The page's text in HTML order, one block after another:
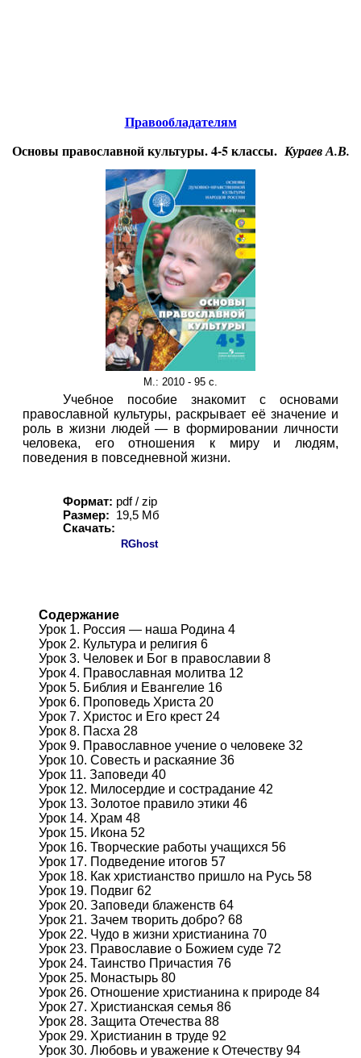
Правообладателям
Основы православной культуры. 4-5 классы. Кураев А.В.
М.: 2010 - 95 с.
Учебное пособие знакомит с основами
православной культуры, раскрывает её значение и
роль в жизни людей — в формировании личности
человека, его отношения к миру и людям,
поведения в повседневной жизни.
Формат: pdf / zip
Размер:
19,5 Мб
Скачать:
RGhost
Содержание
Урок 1. Россия — наша Родина 4
Урок 2. Культура и религия 6
Урок 3. Человек и Бог в православии 8
Урок 4. Православная молитва 12
Урок 5. Библия и Евангелие 16
Урок 6. Проповедь Христа 20
Урок 7. Христос и Его крест 24
Урок 8. Пасха 28
Урок 9. Православное учение о человеке 32
Урок 10. Совесть и раскаяние 36
Урок 11. Заповеди 40
Урок 12. Милосердие и сострадание 42
Урок 13. Золотое правило этики 46
Урок 14. Храм 48
Урок 15. Икона 52
Урок 16. Творческие работы учащихся 56
Урок 17. Подведение итогов 57
Урок 18. Как христианство пришло на Русь 58
Урок 19. Подвиг 62
Урок 20. Заповеди блаженств 64
Урок 21. Зачем творить добро? 68
Урок 22. Чудо в жизни христианина 70
Урок 23. Православие о Божием суде 72
Урок 24. Таинство Причастия 76
Урок 25. Монастырь 80
Урок 26. Отношение христианина к природе 84
Урок 27. Христианская семья 86
Урок 28. Защита Отечества 88
Урок 29. Христианин в труде 92
Урок 30. Любовь и уважение к Отечеству 94